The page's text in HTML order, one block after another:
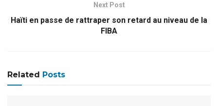
Next Post
Haïti en passe de rattraper son retard au niveau de la
FIBA
Related Posts